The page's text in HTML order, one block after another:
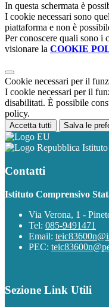
In questa schermata è
I cookie necessari sono
piattaforma e non è
Per conoscere quali sono i
visionare la COOKIE
Cookie necessari per il
I cookie necessari per il
disabilitati. È possibile
policy.
Accetta tutti Salva le
Contatti
Istituto Comprensivo
Via Verona, 1 -
Tel: 085-9491471
Email:
PEC:
Sezione Link Utili